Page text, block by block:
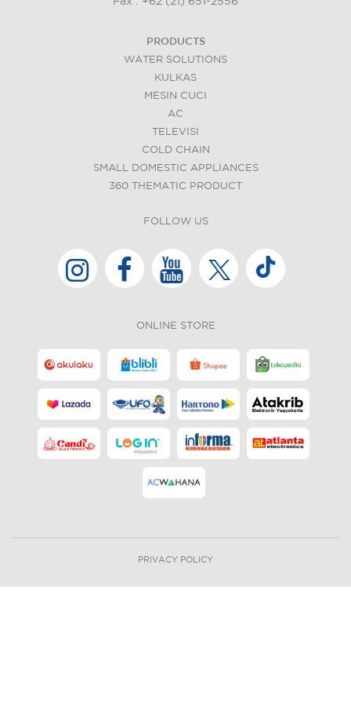
Fax : +62 (21) 651-2556
PRODUCTS
WATER SOLUTIONS
KULKAS
MESIN CUCI
AC
TELEVISI
COLD CHAIN
SMALL DOMESTIC APPLIANCES
360 THEMATIC PRODUCT
FOLLOW US
ONLINE STORE
PRIVACY POLICY